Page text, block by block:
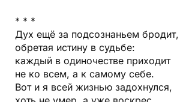
* * *
Дух ещё за подсознаньем бродит,
обретая истину в судьбе:
каждый в одиночестве приходит
не ко всем, а к самому себе.
Вот и я всей жизнью задохнулся,